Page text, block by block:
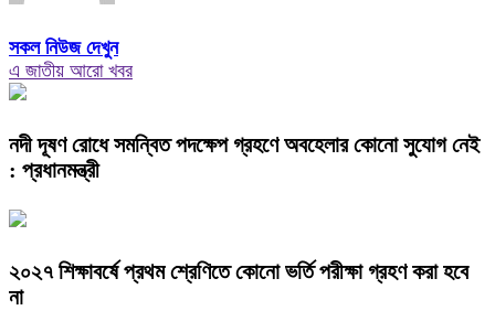
সকল নিউজ দেখুন
এ জাতীয় আরো খবর
নদী দূষণ রোধে সমন্বিত পদক্ষেপ গ্রহণে অবহেলার কোনো সুযোগ নেই
: প্রধানমন্ত্রী
২০২৭ শিক্ষাবর্ষে প্রথম শ্রেণিতে কোনো ভর্তি পরীক্ষা গ্রহণ করা হবে
না